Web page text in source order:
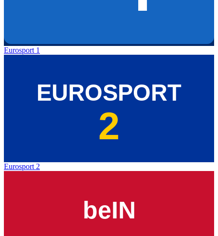
Eurosport 1
Eurosport 2